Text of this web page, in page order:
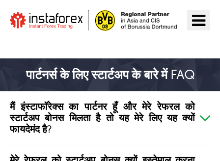
पार्टनर्स के लिए स्टार्टअप के बारे में FAQ
मैं इंस्टाफॉरेक्स का पार्टनर हूँ और मेरे रेफरल को
स्टार्टअप बोनस मिलता है तो यह मेरे लिए यह क्यों
फायदेमंद है?